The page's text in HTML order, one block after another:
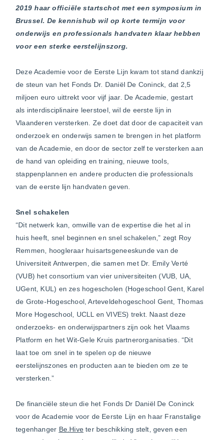
2019 haar officiële startschot met een symposium in
Brussel. De kennishub wil op korte termijn voor
onderwijs en professionals handvaten klaar hebben
voor een sterke eerstelijnszorg.
Deze Academie voor de Eerste Lijn kwam tot stand dankzij
de steun van het Fonds Dr. Daniël De Coninck, dat 2,5
miljoen euro uittrekt voor vijf jaar. De Academie, gestart
als interdisciplinaire leerstoel, wil de eerste lijn in
Vlaanderen versterken. Ze doet dat door de capaciteit van
onderzoek en onderwijs samen te brengen in het platform
van de Academie, en door de sector zelf te versterken aan
de hand van opleiding en training, nieuwe tools,
stappenplannen en andere producten die professionals
van de eerste lijn handvaten geven.
Snel schakelen
“Dit netwerk kan, omwille van de expertise die het al in
huis heeft, snel beginnen en snel schakelen,” zegt Roy
Remmen, hoogleraar huisartsgeneeskunde van de
Universiteit Antwerpen, die samen met Dr. Emily Verté
(VUB) het consortium van vier universiteiten (VUB, UA,
UGent, KUL) en zes hogescholen (Hogeschool Gent, Karel
de Grote-Hogeschool, Arteveldehogeschool Gent, Thomas
More Hogeschool, UCLL en VIVES) trekt. Naast deze
onderzoeks- en onderwijspartners zijn ook het Vlaams
Platform en het Wit-Gele Kruis partnerorganisaties. “Dit
laat toe om snel in te spelen op de nieuwe
eerstelijnszones en producten aan te bieden om ze te
versterken.”
De financiële steun die het Fonds Dr Daniël De Coninck
voor de Academie voor de Eerste Lijn en haar Franstalige
tegenhanger Be.Hive ter beschikking stelt, geven een